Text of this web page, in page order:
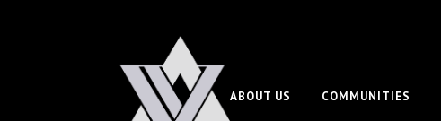
ABOUT US COMMUNITIES